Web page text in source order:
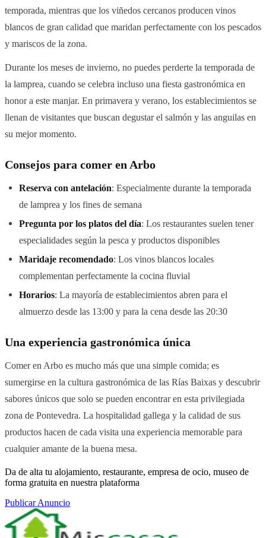
temporada, mientras que los viñedos cercanos producen vinos
blancos de gran calidad que maridan perfectamente con los pescados
y mariscos de la zona.
Durante los meses de invierno, no puedes perderte la temporada de
la lamprea, cuando se celebra incluso una fiesta gastronómica en
honor a este manjar. En primavera y verano, los establecimientos se
llenan de visitantes que buscan degustar el salmón y las anguilas en
su mejor momento.
Consejos para comer en Arbo
Reserva con antelación: Especialmente durante la temporada
de lamprea y los fines de semana
Pregunta por los platos del día: Los restaurantes suelen tener
especialidades según la pesca y productos disponibles
Maridaje recomendado: Los vinos blancos locales
complementan perfectamente la cocina fluvial
Horarios: La mayoría de establecimientos abren para el
almuerzo desde las 13:00 y para la cena desde las 20:30
Una experiencia gastronómica única
Comer en Arbo es mucho más que una simple comida; es
sumergirse en la cultura gastronómica de las Rías Baixas y descubrir
sabores únicos que solo se pueden encontrar en esta privilegiada
zona de Pontevedra. La hospitalidad gallega y la calidad de sus
productos hacen de cada visita una experiencia memorable para
cualquier amante de la buena mesa.
Da de alta tu alojamiento, restaurante, empresa de ocio, museo de
forma gratuita en nuestra plataforma
Publicar Anuncio